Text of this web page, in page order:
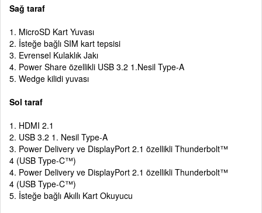
Sağ taraf
1. MicroSD Kart Yuvası
2. İsteğe bağlı SIM kart tepsisi
3. Evrensel Kulaklık Jakı
4. Power Share özellikli USB 3.2 1.Nesil Type-A
5. Wedge kilidi yuvası
Sol taraf
1. HDMI 2.1
2. USB 3.2 1. Nesil Type-A
3. Power Delivery ve DisplayPort 2.1 özellikli Thunderbolt™
4 (USB Type-C™)
4. Power Delivery ve DisplayPort 2.1 özellikli Thunderbolt™
4 (USB Type-C™)
5. İsteğe bağlı Akıllı Kart Okuyucu